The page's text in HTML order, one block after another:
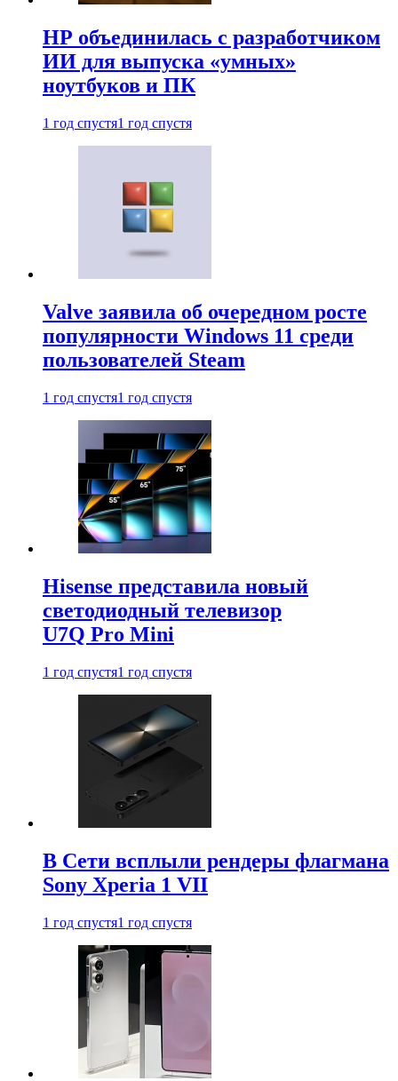
HP объединилась с разработчиком
ИИ для выпуска «умных»
ноутбуков и ПК
1 год спустя1 год спустя
Valve заявила об очередном росте
популярности Windows 11 среди
пользователей Steam
1 год спустя1 год спустя
Hisense представила новый
светодиодный телевизор
U7Q Pro Mini
1 год спустя1 год спустя
В Сети всплыли рендеры флагмана
Sony Xperia 1 VII
1 год спустя1 год спустя